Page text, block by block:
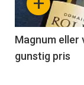
3
Magnum eller
gunstig pris